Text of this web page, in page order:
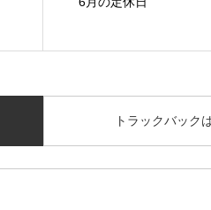
トラックバック